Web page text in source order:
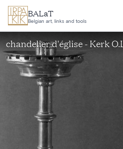
Aller au contenu principal
BALaT
Belgian art, links and tools
chandelier d'église - Kerk